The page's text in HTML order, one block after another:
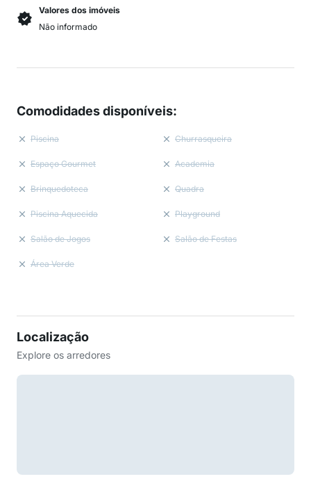
Valores dos imóveis
Não informado
Comodidades disponíveis:
Piscina Churrasqueira
Espaço Gourmet Academia
Brinquedoteca Quadra
Piscina Aquecida Playground
Salão de Jogos Salão de Festas
Área Verde
Localização
Explore os arredores